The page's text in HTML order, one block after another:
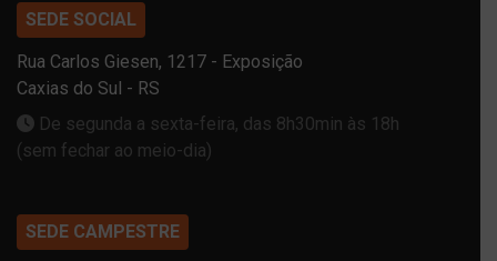
SEDE SOCIAL
Rua Carlos Giesen, 1217 - Exposição
Caxias do Sul - RS
De segunda a sexta-feira, das 8h30min às 18h
(sem fechar ao meio-dia)
SEDE CAMPESTRE